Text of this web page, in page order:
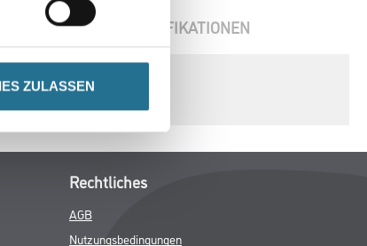
ZULASSEN
SPEZIFIKATIONEN
Rechtliches
AGB
Nutzungsbedingungen